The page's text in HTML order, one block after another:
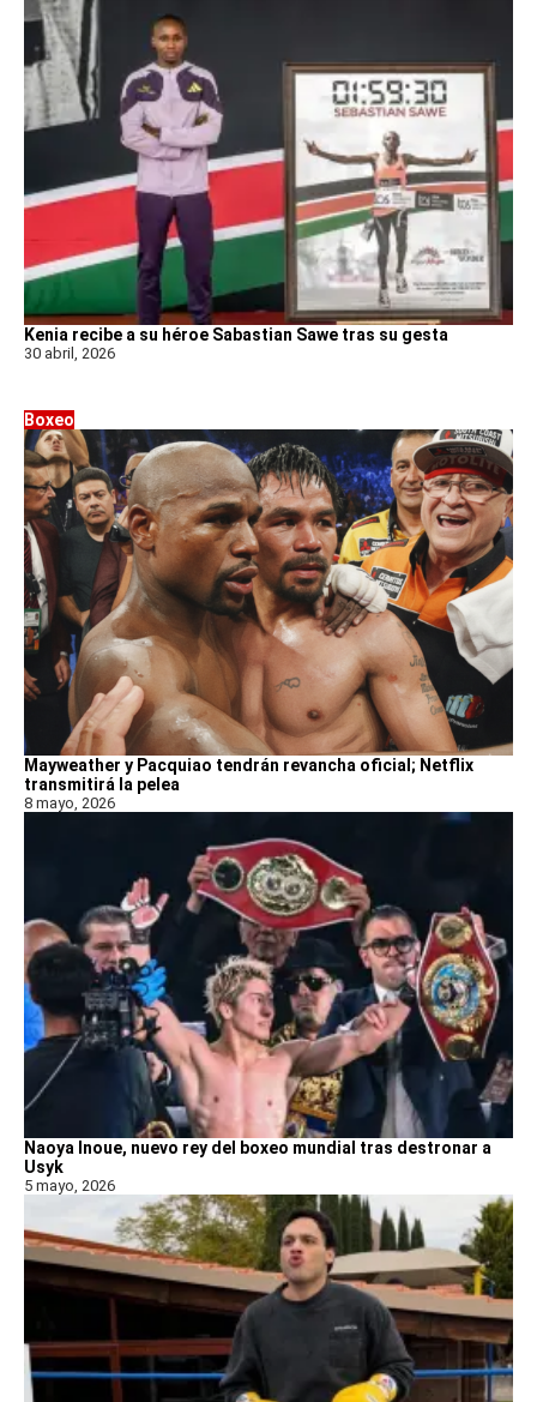
Kenia recibe a su héroe Sabastian Sawe tras su gesta
30 abril, 2026
Boxeo
Mayweather y Pacquiao tendrán revancha oficial; Netflix
transmitirá la pelea
8 mayo, 2026
Naoya Inoue, nuevo rey del boxeo mundial tras destronar a
Usyk
5 mayo, 2026